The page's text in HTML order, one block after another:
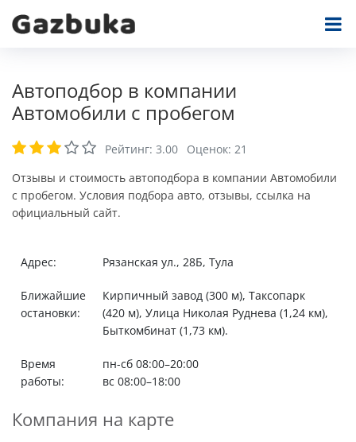
Автоподбор в компании
Автомобили с пробегом
Рейтинг: 3.00 Оценок: 21
Отзывы и стоимость автоподбора в компании Автомобили
с пробегом. Условия подбора авто, отзывы, ссылка на
официальный сайт.
Адрес: Рязанская ул., 28Б, Тула
Ближайшие
остановки:
Кирпичный завод (300 м), Таксопарк
(420 м), Улица Николая Руднева (1,24 км),
Быткомбинат (1,73 км).
Время
работы:
пн-сб 08:00–20:00
вс 08:00–18:00
Компания на карте